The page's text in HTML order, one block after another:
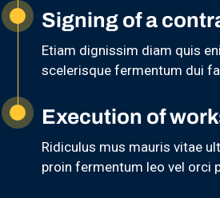
Signing of a
Etiam dignissim diam quis
scelerisque fermentum dui
Execution of
Ridiculus mus mauris vitae
proin fermentum leo vel orci